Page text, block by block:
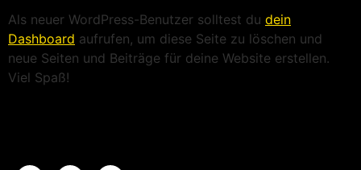
Als neuer WordPress-Benutzer solltest du dein
Dashboard aufrufen, um diese Seite zu löschen und
neue Seiten und Beiträge für deine Website erstellen.
Viel Spaß!